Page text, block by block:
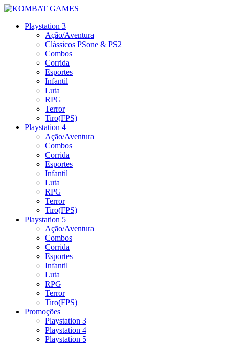
Playstation 3
Ação/Aventura
Clássicos PSone & PS2
Combos
Corrida
Esportes
Infantil
Luta
RPG
Terror
Tiro(FPS)
Playstation 4
Ação/Aventura
Combos
Corrida
Esportes
Infantil
Luta
RPG
Terror
Tiro(FPS)
Playstation 5
Ação/Aventura
Combos
Corrida
Esportes
Infantil
Luta
RPG
Terror
Tiro(FPS)
Promoções
Playstation 3
Playstation 4
Playstation 5